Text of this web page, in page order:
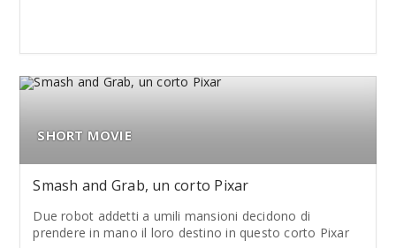
SHORT MOVIE
Smash and Grab, un corto Pixar
Due robot addetti a umili mansioni decidono di
prendere in mano il loro destino in questo corto Pixar